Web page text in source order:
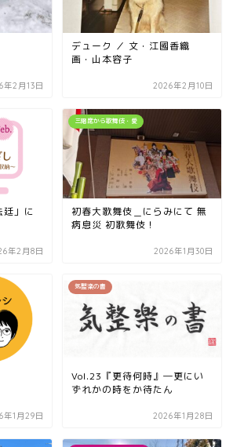
年2月13日
デューク ／ 文・江國香織
画・山本容子
2026年2月10日
廷」に
年2月8日
三階席から歌舞伎・愛
初春大歌舞伎＿にらみにて 無
病息災 初歌舞伎！
2026年1月30日
年1月29日
気整楽の書
Vol.23『更待何時』―更にい
ずれかの時をか待たん
2026年1月28日